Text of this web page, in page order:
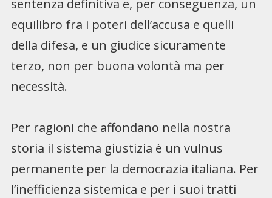
sentenza definitiva e, per conseguenza, un
equilibro fra i poteri dell’accusa e quelli
della difesa, e un giudice sicuramente
terzo, non per buona volontà ma per
necessità.
Per ragioni che affondano nella nostra
storia il sistema giustizia è un vulnus
permanente per la democrazia italiana. Per
l’inefficienza sistemica e per i suoi tratti